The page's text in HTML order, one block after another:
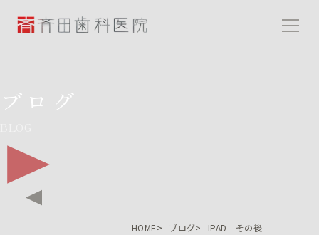
斉田歯科医院
ブログ
HOME ブログ IPAD その後